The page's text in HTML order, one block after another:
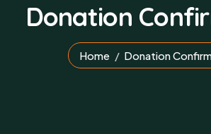
Donation
Home Donation